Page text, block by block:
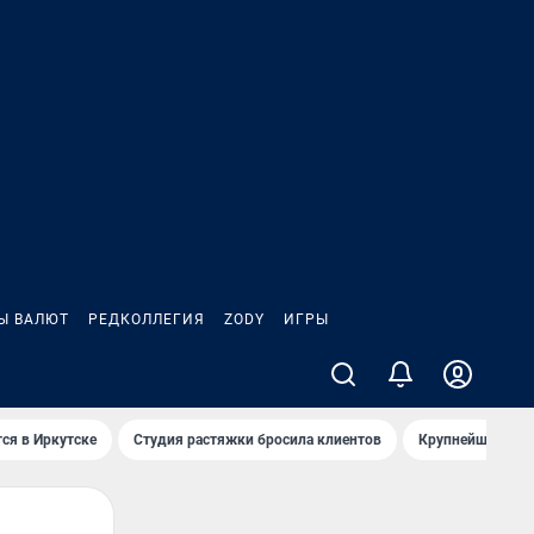
ВАЛЮТ РЕДКОЛЛЕГИЯ ZODY ИГРЫ
в Иркутске Студия растяжки бросила клиентов Крупнейшие